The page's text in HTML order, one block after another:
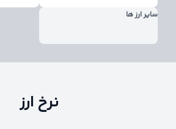
سایر ارز ها
نرخ ارز